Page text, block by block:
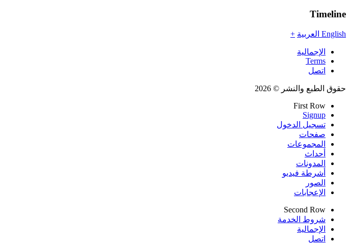
Timeline
English العربية +
الإجمالية
Terms
اتصل
حقوق الطبع والنشر © 2026
First Row
Signup
تسجيل الدخول
صفحات
المجموعات
أحداث
المدونات
أشرطة فيديو
الصور
الإعجابات
Second Row
شروط الخدمة
الإجمالية
اتصل